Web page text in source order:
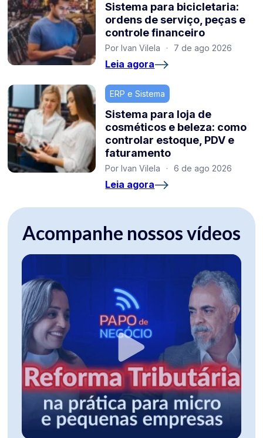
Sistema para bicicletaria:
ordens de serviço, peças e
controle financeiro
Por Ivan Vilela · 7 de ago 2026
Leia agora
ERP e Sistema
Sistema para loja de
cosméticos e beleza: como
controlar estoque, PDV e
faturamento
Por Ivan Vilela · 6 de ago 2026
Leia agora
Acompanhe nossos vídeos